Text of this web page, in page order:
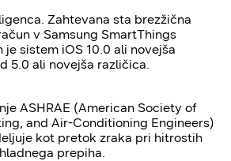
Zahtevana sta brezžična
v Samsung SmartThings
sistem iOS 10.0 ali novejša
5.0 ali novejša različica.
ASHRAE (American Society of
and Air-Conditioning Engineers)
kot pretok zraka pri hitrostih
prepiha.